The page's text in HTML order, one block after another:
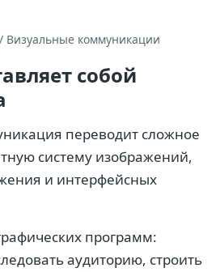
/ Визуальные коммуникации
собой
переводит сложное
систему изображений,
и интерфейсных
программ:
аудиторию, строить